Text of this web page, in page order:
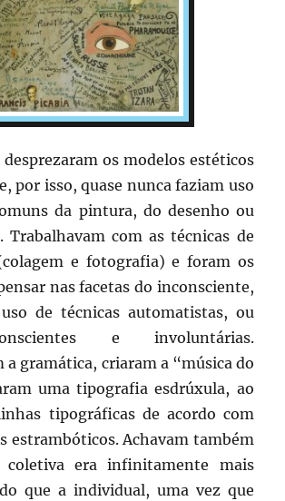
desprezaram os modelos estéticos
por isso, quase nunca faziam uso
da pintura, do desenho ou
Trabalhavam com as técnicas de
e fotografia) e foram os
nas facetas do inconsciente,
de técnicas automatistas, ou
e involuntárias.
a gramática, criaram a “música do
uma tipografia esdrúxula, ao
tipográficas de acordo com
estrambóticos. Achavam também
coletiva era infinitamente mais
que a individual, uma vez que